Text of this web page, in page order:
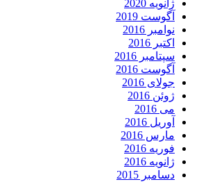
ژانویه 2020
آگوست 2019
نوامبر 2016
اکتبر 2016
سپتامبر 2016
آگوست 2016
جولای 2016
ژوئن 2016
می 2016
آوریل 2016
مارس 2016
فوریه 2016
ژانویه 2016
دسامبر 2015